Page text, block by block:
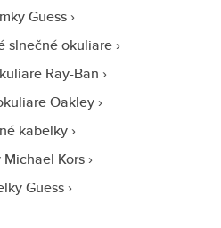
Guess
slnečné okuliare
Ray-Ban
Oakley
kabelky
Kors
Guess